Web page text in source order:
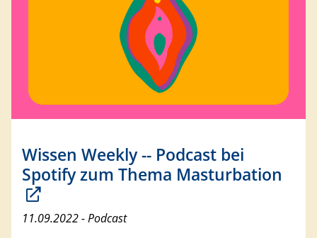
Wissen Weekly -- Podcast bei
Spotify zum Thema Masturbation
11.09.2022 - Podcast